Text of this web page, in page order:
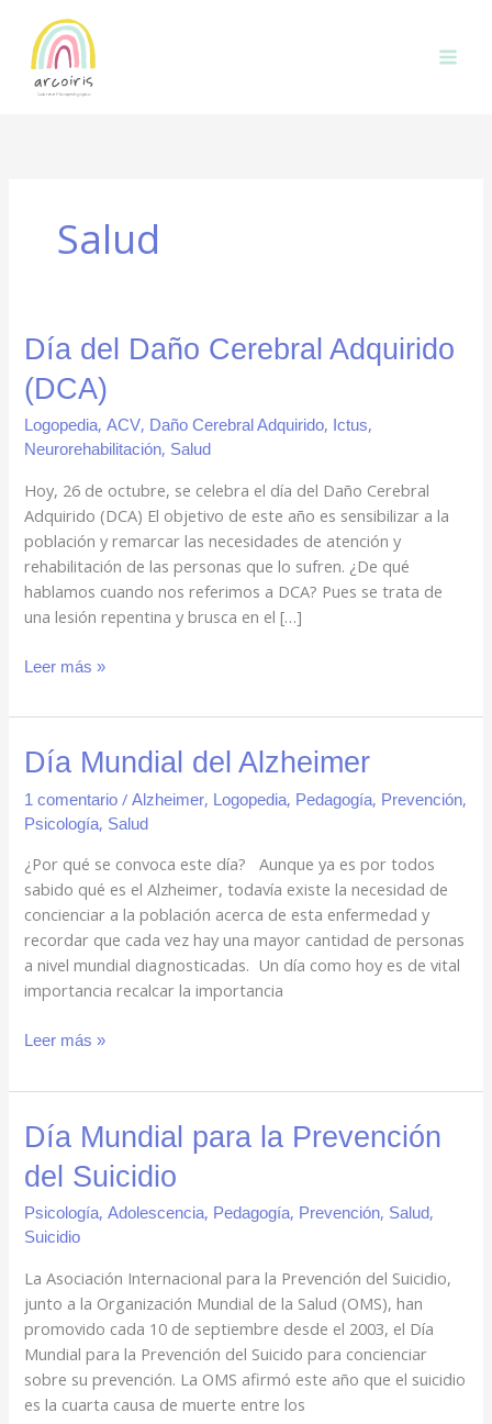
contenido
Salud
Día del Daño Cerebral Adquirido
(DCA)
Logopedia,ACV, Daño Cerebral Adquirido, Ictus,
Neurorehabilitación, Salud
Hoy, 26 de octubre, se celebra el día del Daño Cerebral
Adquirido (DCA) El objetivo de este año es sensibilizar a la
población y remarcar las necesidades de atención y
rehabilitación de las personas que lo sufren. ¿De qué
hablamos cuando nos referimos a DCA? Pues se trata de
una lesión repentina y brusca en el […]
Día
del
Daño
Cerebral
Adquirido
Leer más »
Día Mundial del Alzheimer
1 comentario /Alzheimer, Logopedia, Pedagogía, Prevención,
Psicología, Salud
¿Por qué se convoca este día? Aunque ya es por todos
sabido qué es el Alzheimer, todavía existe la necesidad de
concienciar a la población acerca de esta enfermedad y
recordar que cada vez hay una mayor cantidad de personas
a nivel mundial diagnosticadas. Un día como hoy es de vital
importancia recalcar la importancia
Día
Mundial
del
Alzheimer
Leer más »
Día Mundial para la Prevención
del Suicidio
Psicología,Adolescencia, Pedagogía, Prevención, Salud,
Suicidio
La Asociación Internacional para la Prevención del Suicidio,
junto a la Organización Mundial de la Salud (OMS), han
promovido cada 10 de septiembre desde el 2003, el Día
Mundial para la Prevención del Suicido para concienciar
sobre su prevención. La OMS afirmó este año que el suicidio
es la cuarta causa de muerte entre los
Día
Mundial
para
la
Prevención
Suicidio